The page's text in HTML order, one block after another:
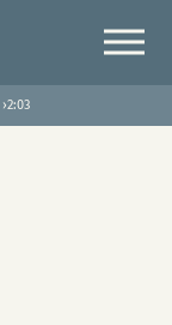
›2:03